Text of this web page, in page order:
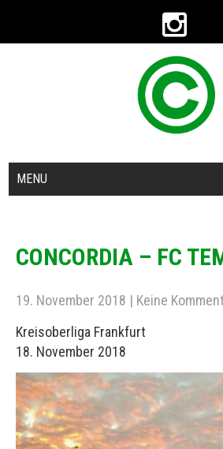
MENU
CONCORDIA – FC
19. November 2018 | Keine
Kreisoberliga Frankfurt
18. November 2018